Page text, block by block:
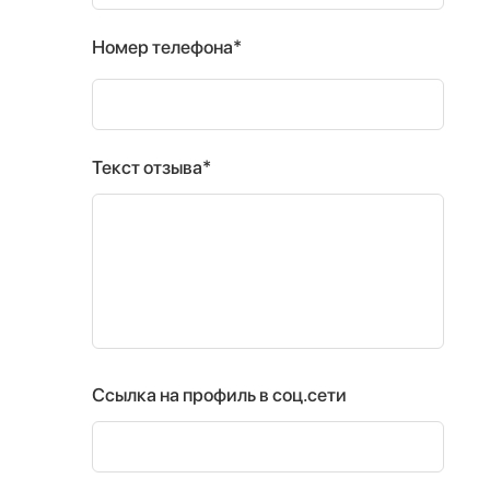
Номер телефона*
Текст отзыва*
Ссылка на профиль в соц.сети